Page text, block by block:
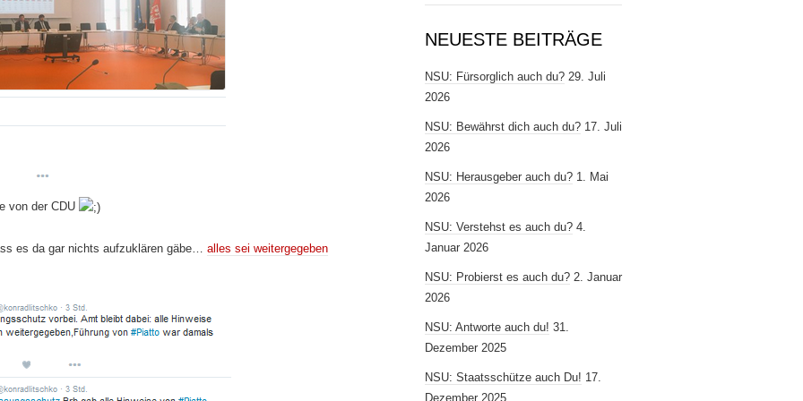
von der CDU
es da gar nichts aufzuklären gäbe… alles sei weitergegeben
NEUESTE BEITRÄGE
NSU: Fürsorglich auch du? 29. Juli
2026
NSU: Bewährst dich auch du? 17. Juli
2026
NSU: Herausgeber auch du? 1. Mai
2026
NSU: Verstehst es auch du? 4.
Januar 2026
NSU: Probierst es auch du? 2. Januar
2026
NSU: Antworte auch du! 31.
Dezember 2025
NSU: Staatsschütze auch Du! 17.
Dezember 2025